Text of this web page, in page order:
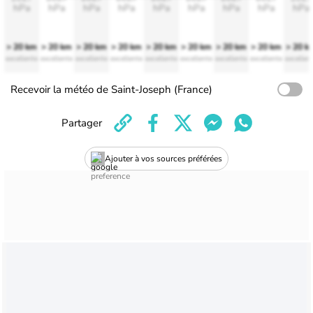
hPa
> 20 km
excellente
hPa
> 20 km
excellente
hPa
> 20 km
excellente
hPa
> 20 km
excellente
hPa
> 20 km
excellente
hPa
> 20 km
excellente
hPa
> 20 km
excellente
hPa
> 20 km
excellente
hPa
> 20
Recevoir la météo de Saint-Joseph (France)
Ajouter à vos sources préférées
Partager